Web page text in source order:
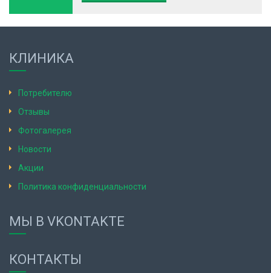
КЛИНИКА
Потребителю
Отзывы
Фотогалерея
Новости
Акции
Политика конфиденциальности
МЫ В VKONTAKTE
КОНТАКТЫ